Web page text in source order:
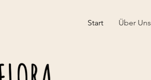
Start Über Uns